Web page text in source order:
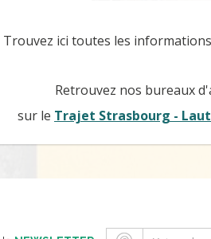
Trouvez ici toutes les
Retrouvez nos bureaux
sur le Trajet Strasbourg -